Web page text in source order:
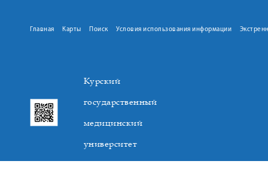
Главная Карты Поиск Условия использования информации
Курский
государственный
медицинский
университет